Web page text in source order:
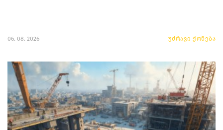
06. 08. 2026 უძრავი ქონება